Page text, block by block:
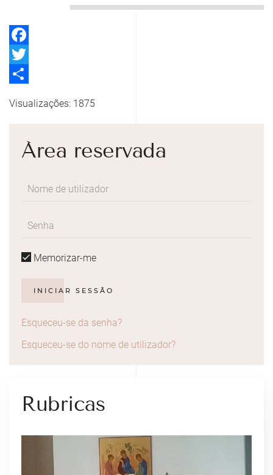
Facebook
Twitter
Visualizações: 1875
Área reservada
Memorizar-me
INICIAR SESSÃO
Esqueceu-se da senha?
Esqueceu-se do nome de utilizador?
Rubricas